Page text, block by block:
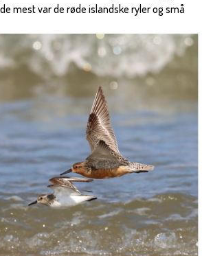
mest var de røde islandske ryler og små